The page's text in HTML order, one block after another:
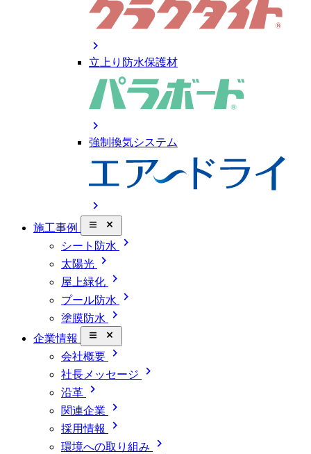
chevron_right
立上り防水保護材
chevron_right
強制換気システム
chevron_right
施工事例 close_small
シート防水 chevron_right
太陽光 chevron_right
屋上緑化 chevron_right
プール防水 chevron_right
塗膜防水 chevron_right
企業情報 close_small
会社概要 chevron_right
社長メッセージ chevron_right
沿革 chevron_right
関連企業 chevron_right
採用情報 chevron_right
環境への取り組み chevron_right